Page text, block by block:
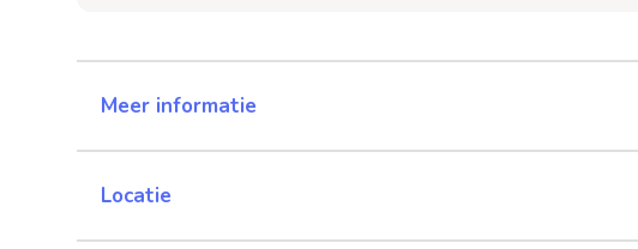
Meer informatie
Locatie